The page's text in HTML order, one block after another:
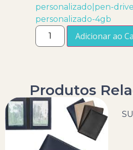
personalizado|pen-
personalizado-4gb
Adicionar ao
Produtos